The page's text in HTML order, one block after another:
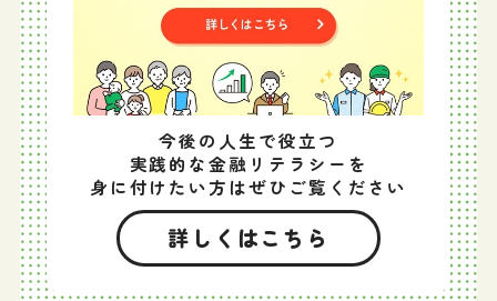
今後の人生で役立つ
実践的な金融リテラシーを
身に付けたい方はぜひご覧ください
詳しくはこちら